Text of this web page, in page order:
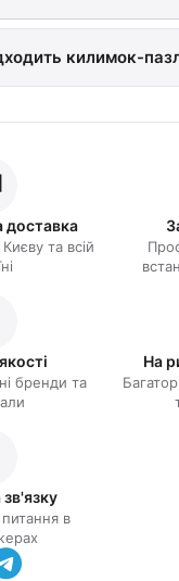
килимок-
доставка
та всій
бренди та
На
в